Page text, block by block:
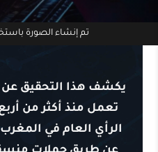
تم إنشاء الصورة
يكشف هذا التحقيق
تعمل منذ أكثر من
الرأي العام في المغرب